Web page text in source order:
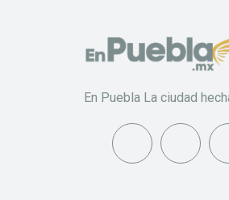
En Puebla La ciudad